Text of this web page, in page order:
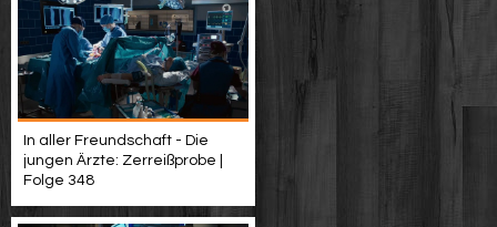
In aller Freundschaft - Die
jungen Ärzte: Zerreißprobe |
Folge 348